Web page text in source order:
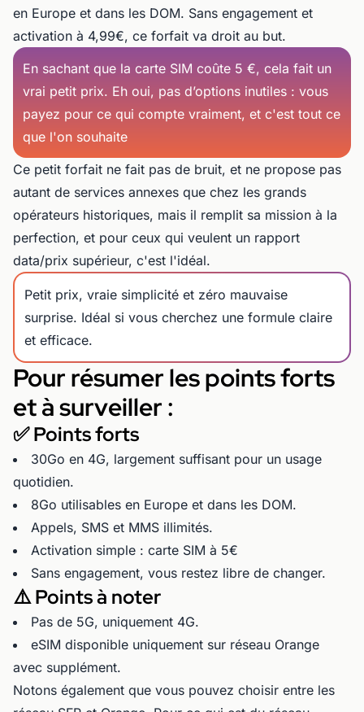
en Europe et dans les DOM. Sans engagement et
activation à 4,99€, ce forfait va droit au but.
En sachant que la carte SIM coûte 5 €, cela fait un
vrai petit prix. Eh oui, pas d’options inutiles : vous
payez pour ce qui compte vraiment, et c'est tout ce
que l'on souhaite
Ce petit forfait ne fait pas de bruit, et ne propose pas
autant de services annexes que chez les grands
opérateurs historiques, mais il remplit sa mission à la
perfection, et pour ceux qui veulent un rapport
data/prix supérieur, c'est l'idéal.
Petit prix, vraie simplicité et zéro mauvaise
surprise. Idéal si vous cherchez une formule claire
et efficace.
Pour résumer les points forts
et à surveiller :
✅ Points forts
30Go en 4G, largement suffisant pour un usage
quotidien.
8Go utilisables en Europe et dans les DOM.
Appels, SMS et MMS illimités.
Activation simple : carte SIM à 5€
Sans engagement, vous restez libre de changer.
⚠️ Points à noter
Pas de 5G, uniquement 4G.
eSIM disponible uniquement sur réseau Orange
avec supplément.
Notons également que vous pouvez choisir entre les